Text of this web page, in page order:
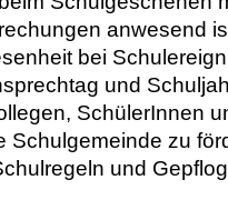
anwesend
bei
und
SchülerInnen
Schulgemeinde zu
und